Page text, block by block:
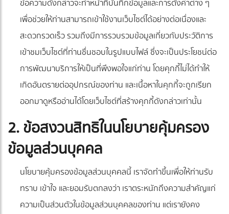
ข้อความดังกล่าวจะทำหน้าที่บันทึกข้อมูลและการตั้งค่าต่าง ๆ
เพื่อช่วยให้ท่านสามารถเข้าใช้งานเว็บไซต์ได้อย่างต่อเนื่องและ
สะดวกรวดเร็ว รวมถึงมีการรวบรวมข้อมูลเกี่ยวกับประวัติการ
เข้าชมเว็บไซต์ที่ท่านชื่นชอบในรูปแบบไฟล์ ซึ่งจะเป็นประโยชน์ต่อ
การพัฒนาบริการให้เป็นที่พึงพอใจแก่ท่าน โดยคุกกี้ไม่ได้ทำให้
เกิดอันตรายต่ออุปกรณ์ของท่าน และเนื้อหาในคุกกี้จะถูกเรียก
ออกมาดูหรืออ่านได้โดยเว็บไซต์ที่สร้างคุกกี้ดังกล่าวเท่านั้น
2. ข้อสงวนสิทธิในนโยบายคุ้มครอง
ข้อมูลส่วนบุคคล
นโยบายคุ้มครองข้อมูลส่วนบุคคลนี้ เราจัดทำขึ้นเพื่อให้ท่านรับ
ทราบ เข้าใจ และยอมรับตกลงว่า เราตระหนักถึงความสำคัญแก่
ความเป็นส่วนตัวในข้อมูลส่วนบุคคลของท่าน แต่เรายังคง